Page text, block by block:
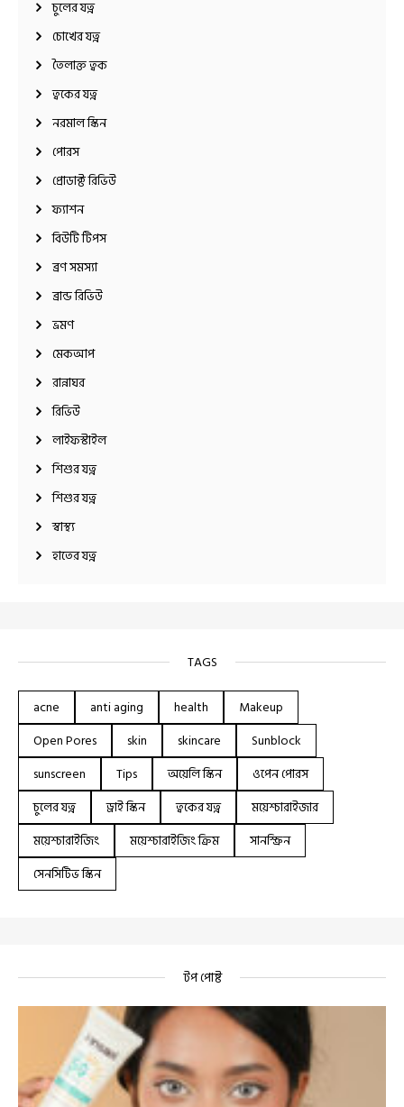
চুলের যত্ন
চোখের যত্ন
তৈলাক্ত ত্বক
ত্বকের যত্ন
নরমাল স্কিন
পোরস
প্রোডাক্ট রিভিউ
ফ্যাশন
বিউটি টিপস
ব্রণ সমস্যা
ব্রান্ড রিভিউ
ভ্রমণ
মেকআপ
রান্নাঘর
রিভিউ
লাইফস্টাইল
শিশুর যত্ন
শিশুর যত্ন
স্বাস্থ্য
হাতের যত্ন
TAGS
acne anti aging health
Makeup
Open Pores
skin skincare
Sunblock
sunscreen
Tips অয়েলি স্কিন
ওপেন পোরস
চুলের যত্ন
ড্রাই স্কিন ত্বকের যত্ন
ময়েশ্চারাইজার
ময়েশ্চারাইজিং
ময়েশ্চারাইজিং ক্রিম
সানস্ক্রিন
সেনসিটিভ স্কিন
টপ পোষ্ট